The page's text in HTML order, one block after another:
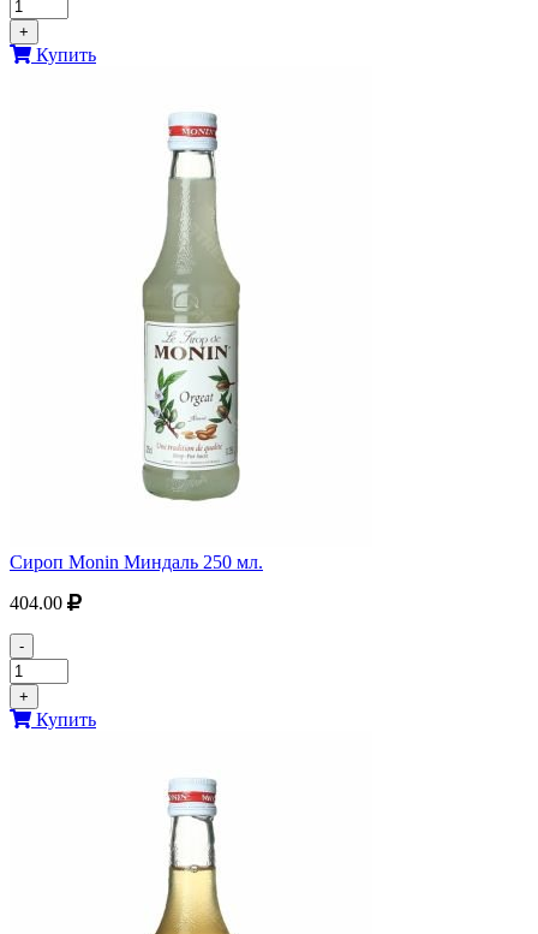
+
Купить
Сироп Monin Миндаль 250 мл.
404.00
-
+
Купить